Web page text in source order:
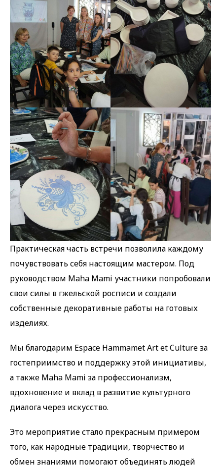
Практическая часть встречи позволила каждому
почувствовать себя настоящим мастером. Под
руководством Maha Mami участники попробовали
свои силы в гжельской росписи и создали
собственные декоративные работы на готовых
изделиях.
Мы благодарим Espace Hammamet Art et Culture за
гостеприимство и поддержку этой инициативы,
а также Maha Mami за профессионализм,
вдохновение и вклад в развитие культурного
диалога через искусство.
Это мероприятие стало прекрасным примером
того, как народные традиции, творчество и
обмен знаниями помогают объединять людей